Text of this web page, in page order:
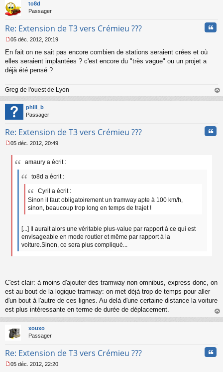
to8d
Passager
Re: Extension de T3 vers Crémieu ???
e
s
s
a
e
n
o
n
l
05 déc. 2012, 20:19
En fait on ne sait pas encore combien de stations seraient crées et où
elles seraient implantées ? c'est encore du "très vague" ou un projet a
déjà été pensé ?
Greg de l'ouest de Lyon
au
phili_b
Passager
Re: Extension de T3 vers Crémieu ???
e
05 déc. 2012, 20:49
amaury a écrit :
to8d a écrit :
Cyril a écrit :
Sinon il faut obligatoirement un tramway apte à 100 km/h,
sinon, beaucoup trop long en temps de trajet !
[...] Il aurait alors une véritable plus-value par rapport à ce qui est
envisageable en mode routier et même par rapport à la
voiture.Sinon, ce sera plus compliqué...
C'est clair: à moins d'ajouter des tramway non omnibus, express donc, on
est au bout de la logique tramway: on met déjà trop de temps pour aller
d'un bout à l'autre de ces lignes. Au delà d'une certaine distance la voiture
est plus intéressante en terme de durée de déplacement.
au
xouxo
Passager
Re: Extension de T3 vers Crémieu ???
05 déc. 2012, 22:20